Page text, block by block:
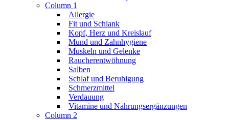
Column 1
Allergie
Fit und Schlank
Kopf, Herz und Kreislauf
Mund und Zahnhygiene
Muskeln und Gelenke
Raucherentwöhnung
Salben
Schlaf und Beruhigung
Schmerzmittel
Verdauung
Vitamine und Nahrungsergänzungen
Column 2